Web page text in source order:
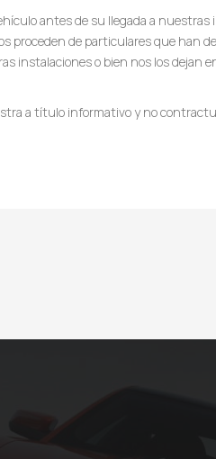
antes de su llegada a nuestras
proceden de particulares que han
instalaciones o bien nos los dejan
a título informativo y no